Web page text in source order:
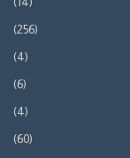
(256)
(4)
(6)
(4)
(60)